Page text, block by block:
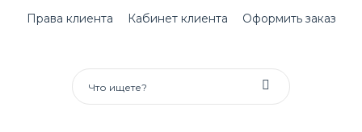
Права клиента Кабинет клиента Оформить заказ